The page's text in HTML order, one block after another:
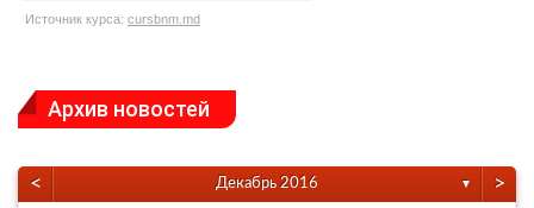
Источник курса: cursbnm.md
Архив новостей
< Декабрь 2016 ▼ >